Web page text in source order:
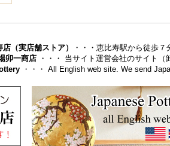
（実店舗ストア）
・・・恵比寿駅から徒歩
卯一商店 ・・・ 当サイト運営会社のサイト
・・・ All English web site. We send